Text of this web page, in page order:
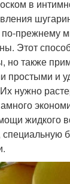
в
по-прежнему
Этот
но также
простыми и
нужно
жидкого
специальную